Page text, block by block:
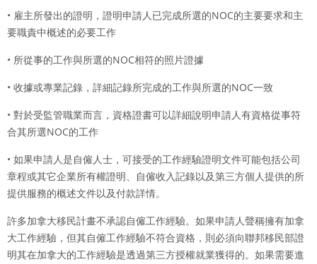
• 雇主所發出的證明，證明申請人已完成所選的NOC的主要要求和主
要職責中概述的必要工作
• 所從事的工作與所選的NOC相符的照片證據
• 收據或專業記錄，詳細記錄所完成的工作與所選的NOC一致
• 對於受監管職業而言，資格證書可以詳細說明申請人有資格從事符
合其所選NOC的工作
• 如果申請人是自僱人士，可接受的工作經驗證明文件可能包括公司
章程或其它企業所有權證明、自僱收入記錄以及第三方個人提供的所
提供服務的概述文件以及付款詳情。
許多加拿大移民計畫不承認自僱工作經驗。如果申請人聲稱擁有加拿
大工作經驗，但其自僱工作經驗不符合資格，則必須向聯邦移民部證
明其在加拿大的工作經驗是透過第三方授權就業獲得的。如果需要進